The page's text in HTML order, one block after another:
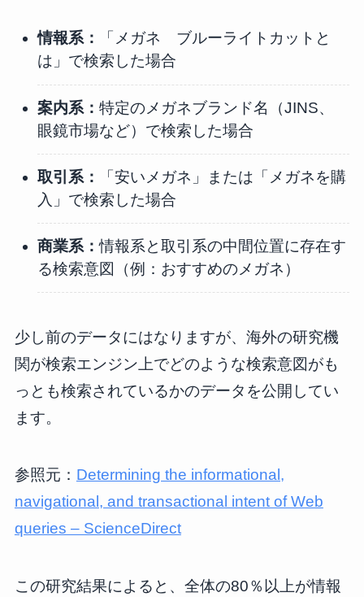
情報系：
「メガネ ブルーライトカットと
は」で検索した場合
案内系：特定のメガネブランド名（JINS、
眼鏡市場など）で検索した場合
取引系：
「安いメガネ」または「メガネを購
入」で検索した場合
商業系：情報系と取引系の中間位置に存在す
る検索意図（例：おすすめのメガネ）
少し前のデータにはなりますが、海外の研究機
関が検索エンジン上でどのような検索意図がも
っとも検索されているかのデータを公開してい
ます。
参照元： Determining the informational,
navigational, and transactional intent of Web
queries – ScienceDirect
この研究結果によると、全体の80％以上が情報